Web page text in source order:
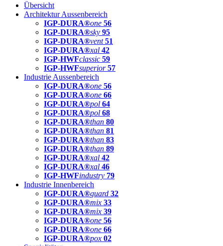
Übersicht
Architektur Aussenbereich
IGP-DURA®one 56
IGP-DURA®sky 95
IGP-DURA®vent 51
IGP-DURA®xal 42
IGP-HWFclassic 59
IGP-HWFsuperior 57
Industrie Aussenbereich
IGP-DURA®one 56
IGP-DURA®one 66
IGP-DURA®pol 64
IGP-DURA®pol 68
IGP-DURA®than 80
IGP-DURA®than 81
IGP-DURA®than 83
IGP-DURA®than 89
IGP-DURA®xal 42
IGP-DURA®xal 46
IGP-HWFindustry 79
Industrie Innenbereich
IGP-DURA®guard 32
IGP-DURA®mix 33
IGP-DURA®mix 39
IGP-DURA®one 56
IGP-DURA®one 66
IGP-DURA®pox 02